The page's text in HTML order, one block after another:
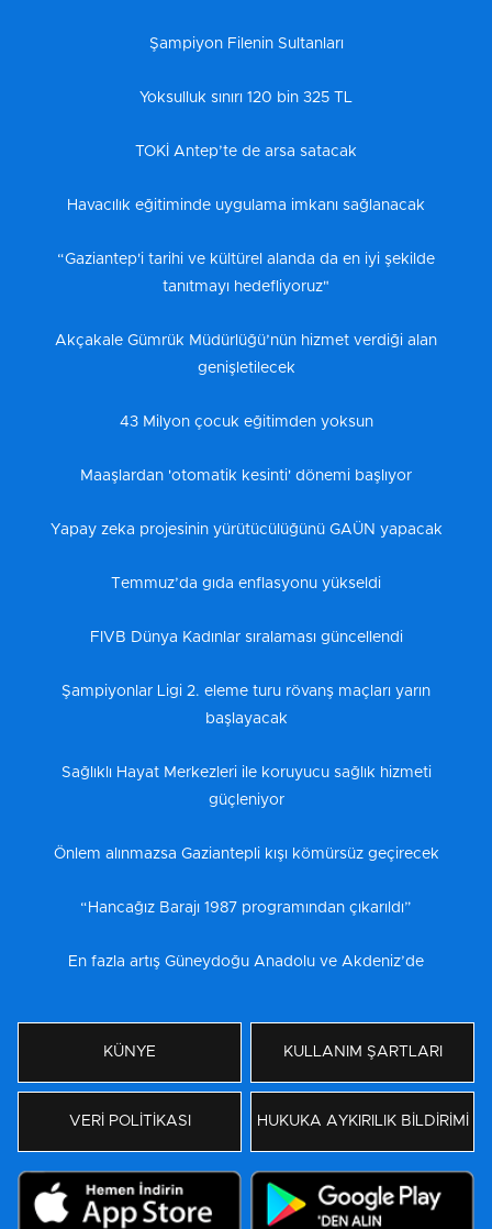
Şampiyon Filenin Sultanları
Yoksulluk sınırı 120 bin 325 TL
TOKİ Antep’te de arsa satacak
Havacılık eğitiminde uygulama imkanı sağlanacak
“Gaziantep'i tarihi ve kültürel alanda da en iyi şekilde
tanıtmayı hedefliyoruz"
Akçakale Gümrük Müdürlüğü’nün hizmet verdiği alan
genişletilecek
43 Milyon çocuk eğitimden yoksun
Maaşlardan 'otomatik kesinti' dönemi başlıyor
Yapay zeka projesinin yürütücülüğünü GAÜN yapacak
Temmuz’da gıda enflasyonu yükseldi
FIVB Dünya Kadınlar sıralaması güncellendi
Şampiyonlar Ligi 2. eleme turu rövanş maçları yarın
başlayacak
Sağlıklı Hayat Merkezleri ile koruyucu sağlık hizmeti
güçleniyor
Önlem alınmazsa Gaziantepli kışı kömürsüz geçirecek
“Hancağız Barajı 1987 programından çıkarıldı”
En fazla artış Güneydoğu Anadolu ve Akdeniz’de
KÜNYE KULLANIM ŞARTLARI
VERİ POLİTİKASI HUKUKA AYKIRILIK BİLDİRİMİ